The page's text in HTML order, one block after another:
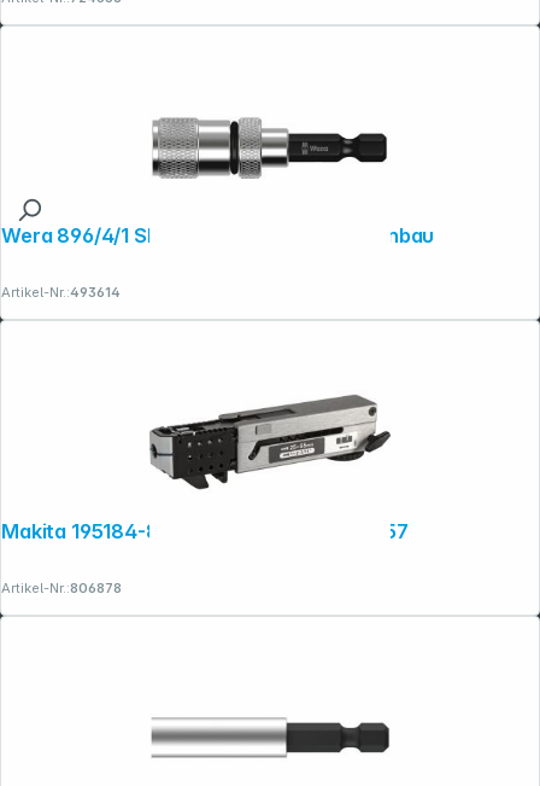
Wera 896/4/1 SB Bit-Abstandhal. Trockenbau
Artikel-Nr.:493614
Makita 195184-8 Schraubvorsatz 5mm-157
Artikel-Nr.:806878